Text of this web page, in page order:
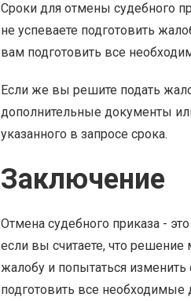
Сроки для отмены судебного
не успеваете подготовить
вам подготовить все
Если же вы решите подать
дополнительные документы
указанного в запросе срока.
Заключение
Отмена судебного приказа -
если вы считаете, что
жалобу и попытаться
подготовить все